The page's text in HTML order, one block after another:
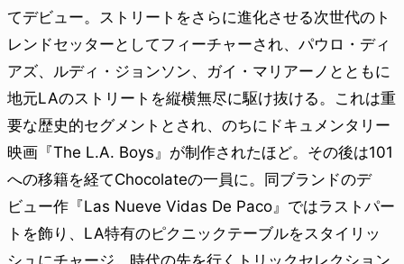
てデビュー。ストリートをさらに進化させる次世代のト
レンドセッターとしてフィーチャーされ、パウロ・ディ
アズ、ルディ・ジョンソン、ガイ・マリアーノとともに
地元LAのストリートを縦横無尽に駆け抜ける。これは重
要な歴史的セグメントとされ、のちにドキュメンタリー
映画『The L.A. Boys』が制作されたほど。その後は101
への移籍を経てChocolateの一員に。同ブランドのデ
ビュー作『Las Nueve Vidas De Paco』ではラストパー
トを飾り、LA特有のピクニックテーブルをスタイリッ
シュにチャージ。時代の先を行くトリックセレクション